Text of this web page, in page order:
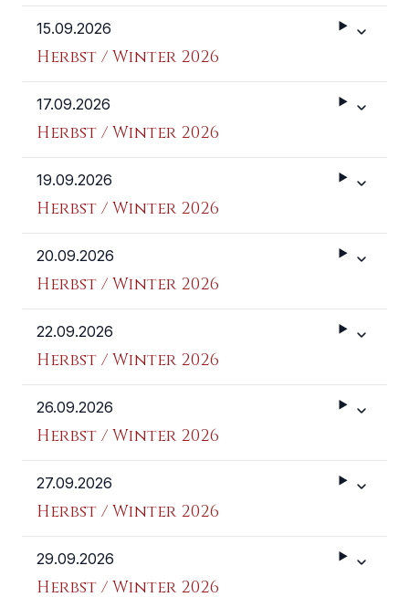
15.09.2026
Herbst / Winter 2026
Weitere
17.09.2026
Herbst / Winter 2026
Weitere
19.09.2026
Herbst / Winter 2026
Weitere
20.09.2026
Herbst / Winter 2026
Weitere
22.09.2026
Herbst / Winter 2026
Weitere
26.09.2026
Herbst / Winter 2026
Weitere
27.09.2026
Herbst / Winter 2026
Weitere
29.09.2026
Herbst / Winter 2026
Weitere